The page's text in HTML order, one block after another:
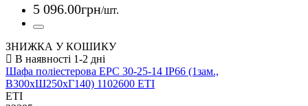
5 096.00грн/шт.
ЗНИЖКА У КОШИКУ
Шафа поліестерова EPC 30-25-14 IP66 (1зам.,
В300xШ250xГ140) 1102600 ETI
ETI